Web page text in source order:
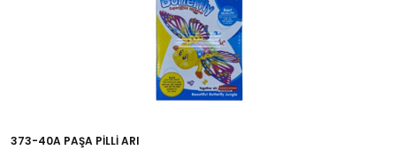
373-40A PAŞA PİLLİ ARI